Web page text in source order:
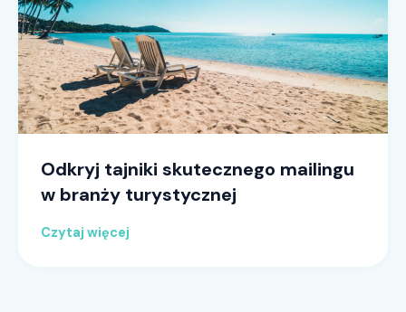
Odkryj tajniki skutecznego mailingu
w branży turystycznej
Czytaj więcej